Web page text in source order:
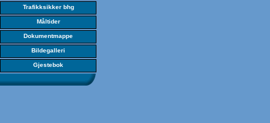
Trafikksikker bhg
Måltider
Dokumentmappe
Bildegalleri
Gjestebok